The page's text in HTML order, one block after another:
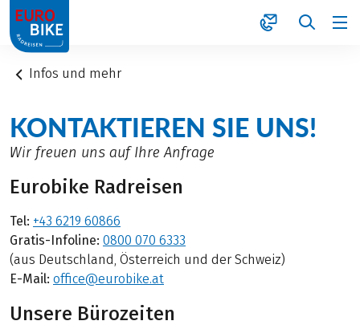
1
Infos und mehr
KONTAKTIEREN SIE UNS!
Wir freuen uns auf Ihre Anfrage
Eurobike Radreisen
Tel: +43 6219 60866
Gratis-Infoline: 0800 070 6333
(aus Deutschland, Österreich und der Schweiz)
E-Mail: office@eurobike.at
Unsere Bürozeiten